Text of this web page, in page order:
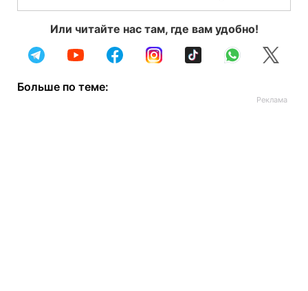
Или читайте нас там, где вам удобно!
Больше по теме: